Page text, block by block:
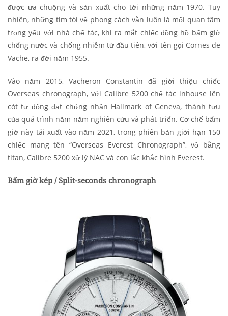
được ưa chuộng và sản xuất cho tới những năm 1970. Tuy
nhiên, những tìm tòi về phong cách vẫn luôn là mối quan tâm
trọng yếu với nhà chế tác, khi ra mắt chiếc đồng hồ bấm giờ
chống nước và chống nhiễm từ đầu tiên, với tên gọi Cornes de
Vache, ra đời năm 1955.
Vào năm 2015, Vacheron Constantin đã giới thiệu chiếc
Overseas chronograph, với Calibre 5200 chế tác inhouse lên
cót tự động đạt chứng nhận Hallmark of Geneva, thành tựu
của quá trình năm năm nghiên cứu và phát triển. Cơ chế bấm
giờ này tái xuất vào năm 2021, trong phiên bản giới hạn 150
chiếc mang tên “Overseas Everest Chronograph”, vỏ bằng
titan, Calibre 5200 xử lý NAC và con lắc khắc hình Everest.
Bấm giờ kép / Split-seconds chronograph